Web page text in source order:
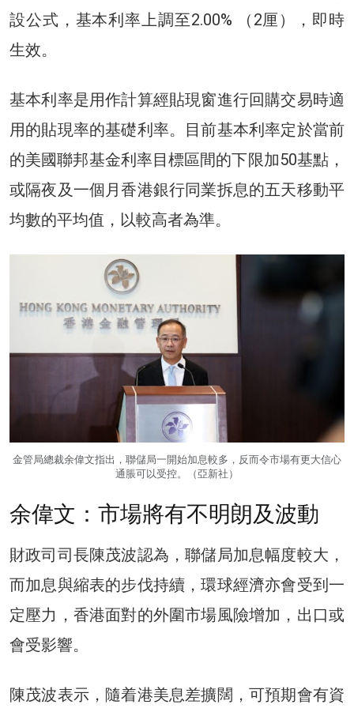
設公式，基本利率上調至2.00% （2厘），即時
生效。
基本利率是用作計算經貼現窗進行回購交易時適
用的貼現率的基礎利率。目前基本利率定於當前
的美國聯邦基金利率目標區間的下限加50基點，
或隔夜及一個月香港銀行同業拆息的五天移動平
均數的平均值，以較高者為準。
金管局總裁余偉文指出，聯儲局一開始加息較多，反而令市場有更大信心
通脹可以受控。（亞新社）
余偉文：市場將有不明朗及波動
財政司司長陳茂波認為，聯儲局加息幅度較大，
而加息與縮表的步伐持續，環球經濟亦會受到一
定壓力，香港面對的外圍市場風險增加，出口或
會受影響。
陳茂波表示，隨着港美息差擴闊，可預期會有資